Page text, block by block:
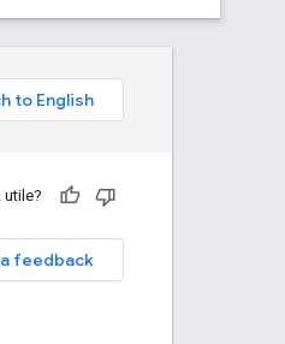
utile?
feedback